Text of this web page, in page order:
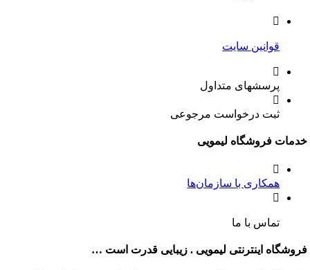
قوانین سایت
پرسشهای متداول
ثبت درخواست مرجوعی
فروشگاه لیمویی
همکاری با سازمان‌ها
تماس با ما
اینترنتی لیمویی . زیبایی قدرت است …